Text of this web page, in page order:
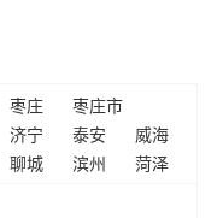
枣庄
枣庄市
济宁 泰安
威海
聊城 滨州 菏泽